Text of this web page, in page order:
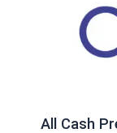
All Cash